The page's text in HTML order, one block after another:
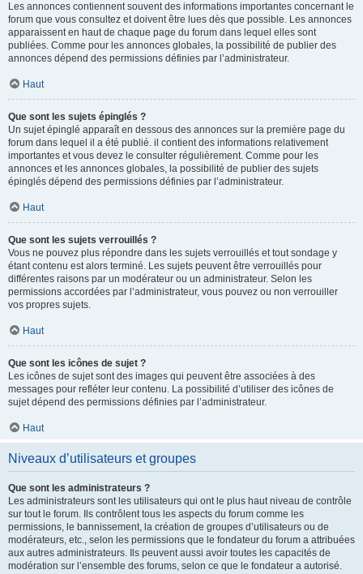
Les annonces contiennent souvent des informations importantes concernant le
forum que vous consultez et doivent être lues dès que possible. Les annonces
apparaissent en haut de chaque page du forum dans lequel elles sont
publiées. Comme pour les annonces globales, la possibilité de publier des
annonces dépend des permissions définies par l’administrateur.
Haut
Que sont les sujets épinglés ?
Un sujet épinglé apparaît en dessous des annonces sur la première page du
forum dans lequel il a été publié. il contient des informations relativement
importantes et vous devez le consulter régulièrement. Comme pour les
annonces et les annonces globales, la possibilité de publier des sujets
épinglés dépend des permissions définies par l’administrateur.
Haut
Que sont les sujets verrouillés ?
Vous ne pouvez plus répondre dans les sujets verrouillés et tout sondage y
étant contenu est alors terminé. Les sujets peuvent être verrouillés pour
différentes raisons par un modérateur ou un administrateur. Selon les
permissions accordées par l’administrateur, vous pouvez ou non verrouiller
vos propres sujets.
Haut
Que sont les icônes de sujet ?
Les icônes de sujet sont des images qui peuvent être associées à des
messages pour refléter leur contenu. La possibilité d’utiliser des icônes de
sujet dépend des permissions définies par l’administrateur.
Haut
Niveaux d’utilisateurs et groupes
Que sont les administrateurs ?
Les administrateurs sont les utilisateurs qui ont le plus haut niveau de contrôle
sur tout le forum. Ils contrôlent tous les aspects du forum comme les
permissions, le bannissement, la création de groupes d’utilisateurs ou de
modérateurs, etc., selon les permissions que le fondateur du forum a attribuées
aux autres administrateurs. Ils peuvent aussi avoir toutes les capacités de
modération sur l’ensemble des forums, selon ce que le fondateur a autorisé.